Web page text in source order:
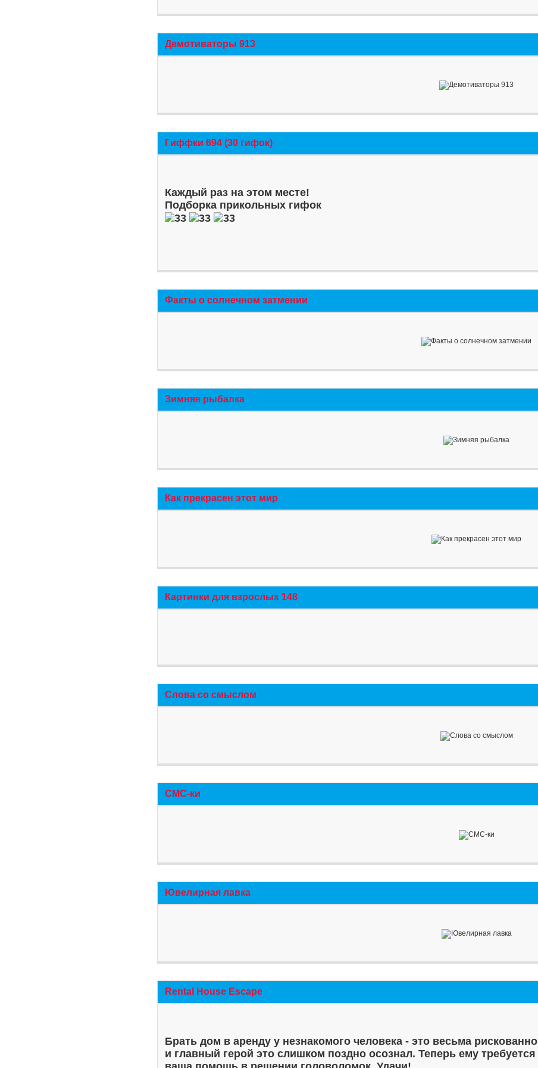
Демотиваторы 913
Гиффки 694 (30 гифок)
Каждый раз на этом месте!
Подборка прикольных гифок
Факты о солнечном затмении
Зимняя рыбалка
Как прекрасен этот мир
Картинки для взрослых 148
Слова со смыслом
СМС-ки
Ювелирная лавка
Rental House Escape
Брать дом в аренду у незнакомого человека - это весьма рискованно
и главный герой это слишком поздно осознал. Теперь ему требуется